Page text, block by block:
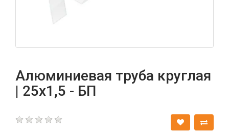
Алюминиевая труба круглая
| 25х1,5 - БП